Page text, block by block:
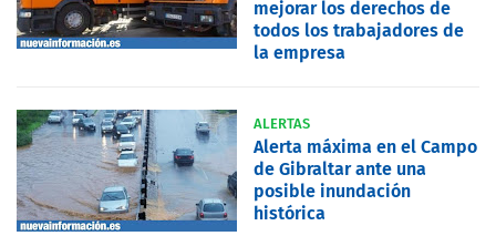
mejorar los derechos de
todos los trabajadores de
la empresa
ALERTAS
Alerta máxima en el Campo
de Gibraltar ante una
posible inundación
histórica